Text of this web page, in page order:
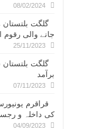
08/02/2024
گلگت
جانے والی
25/11/2023
گلگت
برآمد
07/11/2023
کی داخلہ و
04/09/2023